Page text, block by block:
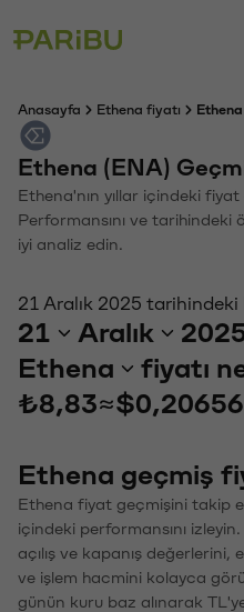
Anasayfa Ethena fiyatı
Ethena (ENA)
Ethena'nın yıllar içindeki
Performansını ve tarihindeki
iyi analiz edin.
21 Aralık 2025
21 Aralık
Ethena
fiyatı
₺8,83≈
Ethena geçmiş
Ethena fiyat geçmişini takip
içindeki performansını
açılış ve kapanış değerlerini,
ve işlem hacmini kolayca
günün kuru baz alınarak